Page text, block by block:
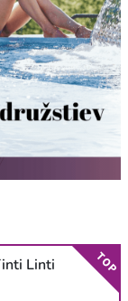
Linti TOP